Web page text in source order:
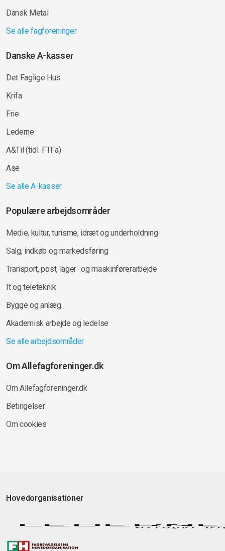
Dansk Metal
Se alle fagforeninger
Danske A-kasser
Det Faglige Hus
Krifa
Frie
Lederne
A&Til (tidl. FTFa)
Ase
Se alle A-kasser
Populære arbejdsområder
Medie, kultur, turisme, idræt og underholdning
Salg, indkøb og markedsføring
Transport, post, lager- og maskinførerarbejde
It og teleteknik
Bygge og anlæg
Akademisk arbejde og ledelse
Se alle arbejdsområder
Om Allefagforeninger.dk
Om Allefagforeninger.dk
Betingelser
Om cookies
Hovedorganisationer